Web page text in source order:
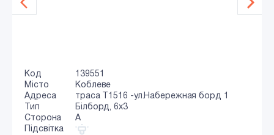
Код
139551
Місто
Коблеве
Адреса
траса Т1516 -ул.Набережная борд 1
Тип
Білборд, 6х3
Сторона
A
Підсвітка